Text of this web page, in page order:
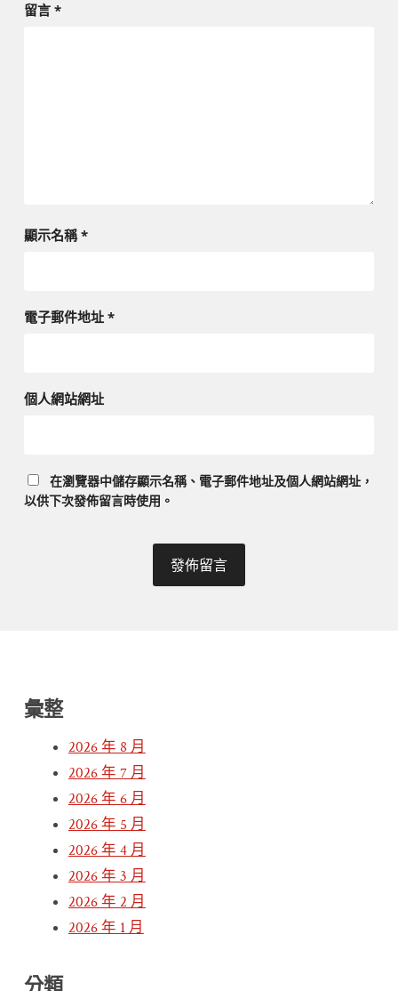
留言 *
顯示名稱*
電子郵件地址 *
個人網站網址
在瀏覽器中儲存顯示名稱、電子郵件地址及個人網站網址，
以供下次發佈留言時使用。
彙整
2026 年 8 月
2026 年 7 月
2026 年 6 月
2026 年 5 月
2026 年 4 月
2026 年 3 月
2026 年 2 月
2026 年 1 月
分類